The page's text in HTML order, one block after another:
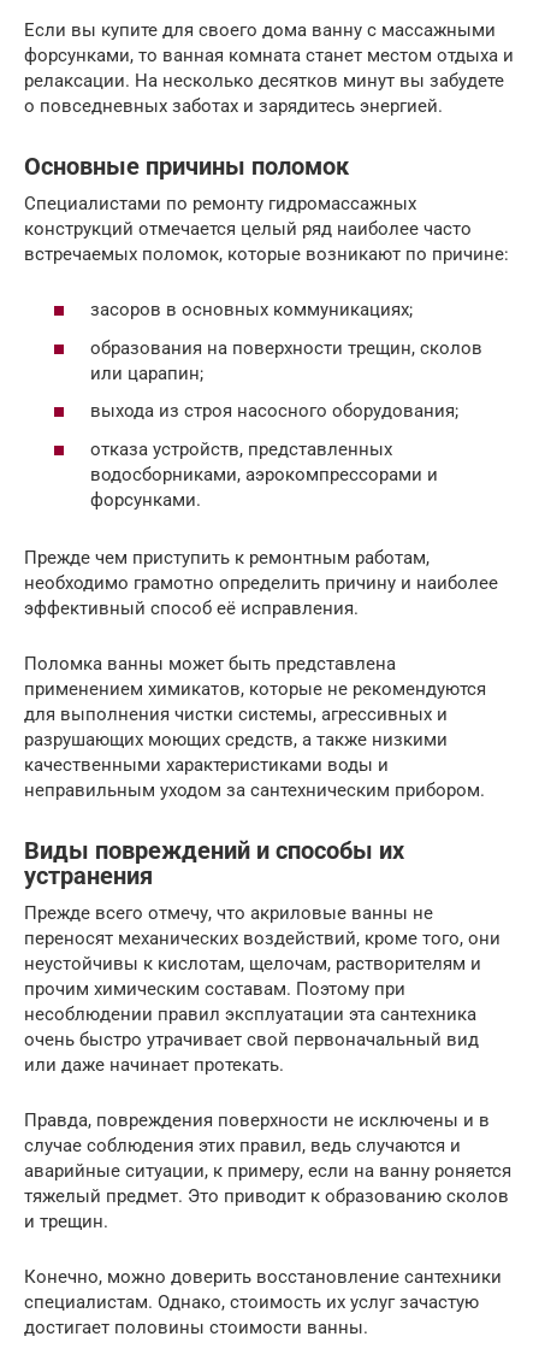
Если вы купите для своего дома ванну с массажными
форсунками, то ванная комната станет местом отдыха и
релаксации. На несколько десятков минут вы забудете
о повседневных заботах и зарядитесь энергией.
Основные причины поломок
Специалистами по ремонту гидромассажных
конструкций отмечается целый ряд наиболее часто
встречаемых поломок, которые возникают по причине:
засоров в основных коммуникациях;
образования на поверхности трещин, сколов
или царапин;
выхода из строя насосного оборудования;
отказа устройств, представленных
водосборниками, аэрокомпрессорами и
форсунками.
Прежде чем приступить к ремонтным работам,
необходимо грамотно определить причину и наиболее
эффективный способ её исправления.
Поломка ванны может быть представлена
применением химикатов, которые не рекомендуются
для выполнения чистки системы, агрессивных и
разрушающих моющих средств, а также низкими
качественными характеристиками воды и
неправильным уходом за сантехническим прибором.
Виды повреждений и способы их
устранения
Прежде всего отмечу, что акриловые ванны не
переносят механических воздействий, кроме того, они
неустойчивы к кислотам, щелочам, растворителям и
прочим химическим составам. Поэтому при
несоблюдении правил эксплуатации эта сантехника
очень быстро утрачивает свой первоначальный вид
или даже начинает протекать.
Правда, повреждения поверхности не исключены и в
случае соблюдения этих правил, ведь случаются и
аварийные ситуации, к примеру, если на ванну роняется
тяжелый предмет. Это приводит к образованию сколов
и трещин.
Конечно, можно доверить восстановление сантехники
специалистам. Однако, стоимость их услуг зачастую
достигает половины стоимости ванны.